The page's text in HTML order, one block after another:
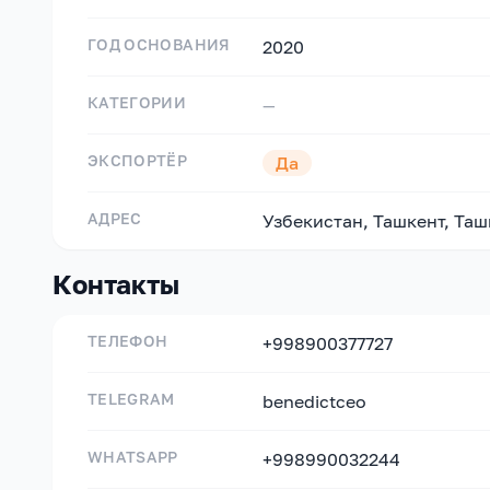
ГОД ОСНОВАНИЯ 2020
КАТЕГОРИИ —
ЭКСПОРТЁР Да
АДРЕС Узбекистан, Ташкент,
Контакты
ТЕЛЕФОН +998900377727
TELEGRAM benedictceo
WHATSAPP +998990032244